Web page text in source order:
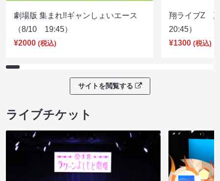
劇場版 集まれ!!ギャンしょいエース
（8/10 19:45）
¥2000 (税込)
翔ライブZ
20:45）
¥1300 (税込)
サイトを閲覧する
ライブチケット